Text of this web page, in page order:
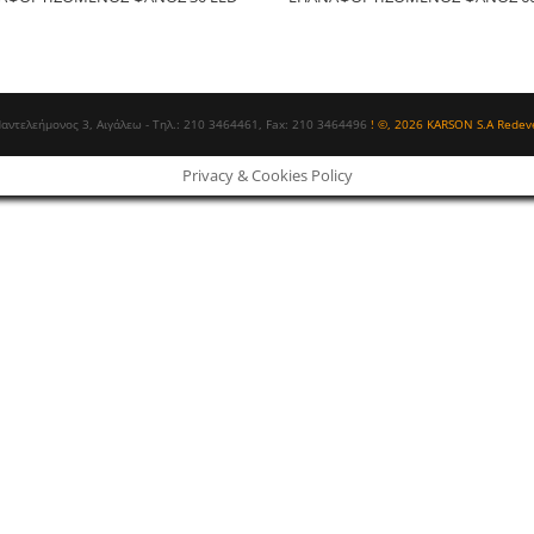
3, Αιγάλεω - Τηλ.: 210 3464461, Fax: 210 3464496 ! ©, 2026 KARSON S.A
Privacy & Cookies Policy